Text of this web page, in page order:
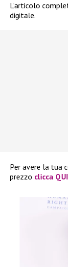
L’articolo
digitale.
Per avere la tua
prezzo clicca QUI